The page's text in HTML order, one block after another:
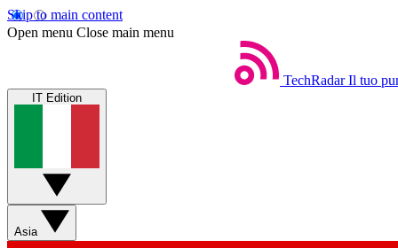
Skip to main content
Open menu Close main menu
TechRadar Il tuo
IT Edition
Asia